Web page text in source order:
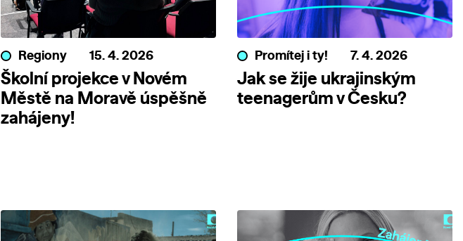
Regiony 15. 4. 2026
Školní projekce v Novém
Městě na Moravě úspěšně
zahájeny!
Promítej i ty! 7. 4. 2026
Jak se žije ukrajinským
teenagerům v Česku?